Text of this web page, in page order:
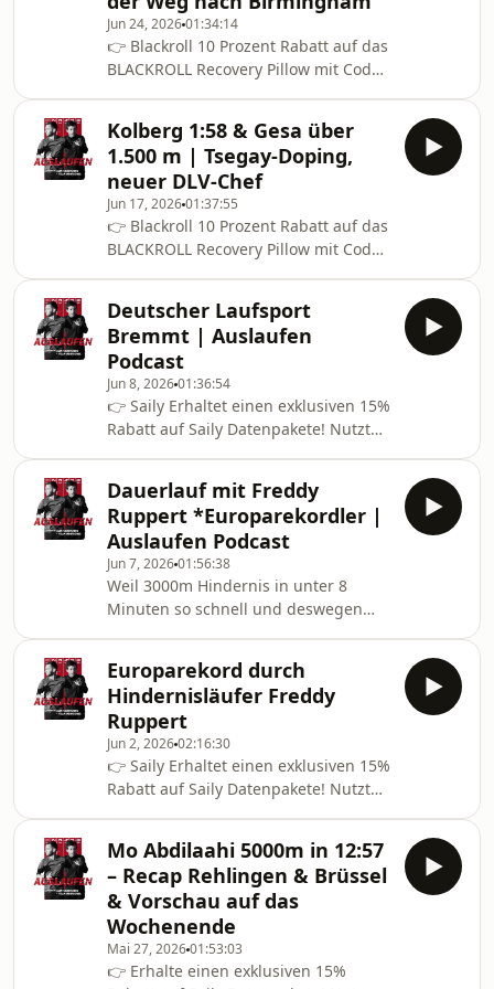
👉 ⁠⁠Checkt das Muscle Recovery
Complex⁠⁠ Felix sagt: &quot;für immer
gute Beine&quot; – feels.like kaufen
und mit dem Code
&quot;AUSLAUFEN10&quot;
sparen8:05,55. Persönliche Bestzeit.
Diamond-League-Sieg. Nummer 6 in E
Jun 24, 202601:34:14
👉 Blackroll 10 Prozent Rabatt auf das
BLACKROLL Recovery Pillow mit Code
https://blackroll.com/de/products/blackroll-
recovery-pillow?
Affiliate Code für die Insta360:
&quot;INRSGHNOZKE&quot;👉 Link
zum Shop und in die super Ra
Kolberg 1:58 & Gesa über
1.500 m | Tsegay-Doping,
neuer DLV-Chef
Jun 17, 202601:37:55
👉 Blackroll 10 Prozent Rabatt auf das
BLACKROLL Recovery Pillow mit Code
https://blackroll.com/de/products/blackroll-
recovery-pillow?
👉 Bleib länger gesund = geh öfter
laufen = mehr Fun. Check die Exakt
App und spare mit dem Co
Deutscher Laufsport
Bremmt | Auslaufen
Podcast
Jun 8, 202601:36:54
👉 Saily Erhaltet einen exklusiven 15%
Rabatt auf Saily Datenpakete! Nutzt
Downloadet jetzt die Saily App oder
geht zu ⁠⁠https://saily.com/auslaufen⁠⁠ 👉
Blackroll 10 Prozent Rabatt auf das
BLACKROLL Recovery Pillow mit Code
AUSLAUFEN10:⁠
https://blackroll.com/de/products/blackroll-
recovery-pillow?
sku=A001168&amp;utm_source=podcast&amp;ut
Dauerlauf mit Freddy
Ruppert *Europarekordler |
Auslaufen Podcast
Jun 7, 202601:56:38
Weil 3000m Hindernis in unter 8
Minuten so schnell und deswegen
getroffen. Max spricht mit ihm über
die Wettkämpfe, Ziele, Reisen und
stellt die Fragen der Community.Viel
Spaß beim Hören!Leider fehlt uns
diese Woche das Video hier für die
lange Folge – Social Media Clips zum
Talk mit Freddy werdet ihr auf
unserem Instagram-Account f
Europarekord durch
Hindernisläufer Freddy
Ruppert
Jun 2, 202602:16:30
👉 Saily Erhaltet einen exklusiven 15%
Rabatt auf Saily Datenpakete! Nutzt
Downloadet jetzt die Saily App oder
geht zu ⁠https://saily.com/auslaufen⁠ 👉
Blackroll 10 Prozent Rabatt auf das
BLACKROLL Recovery Pillow mit Code
AUSLAUFEN10:
https://blackroll.com/de/products/blackroll-
Mo Abdilaahi 5000m in 12:57
– Recap Rehlingen & Brüssel
& Vorschau auf das
Wochenende
Mai 27, 202601:53:03
👉 Erhalte einen exklusiven 15%